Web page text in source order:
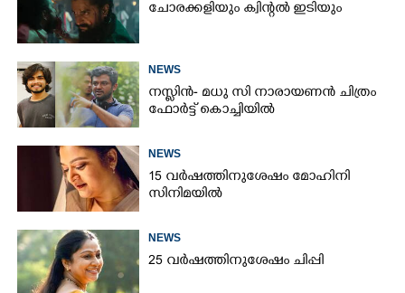
ചോരക്കളിയും ക്വിന്റൽ ഇടിയും
NEWS
നസ്ലിൻ- മധു സി നാരായണൻ ചിത്രം
ഫോർട്ട് കൊച്ചിയിൽ
NEWS
15 വർഷത്തിനുശേഷം മോഹിനി
സിനിമയിൽ
NEWS
25 വർഷത്തിനുശേഷം ചിപ്പി